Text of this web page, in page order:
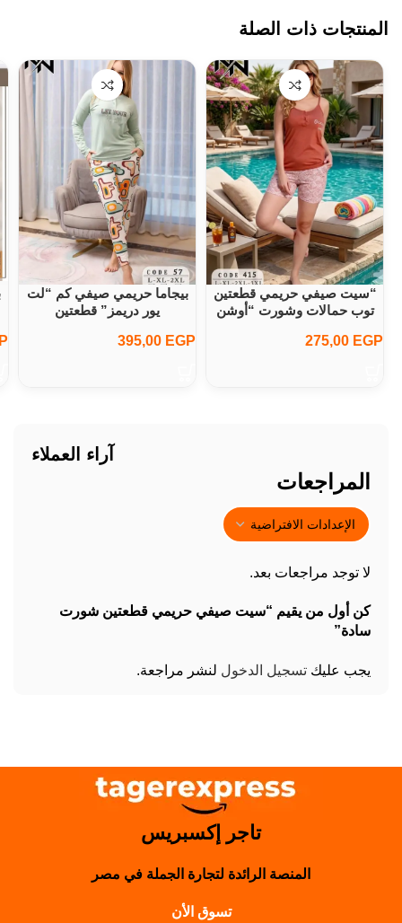
المنتجات ذات الصلة
“سيت صيفي حريمي قطعتين
توب حمالات وشورت “أوشن
275,00 EGP
بيجاما حريمي صيفي كم “لت
يور دريمز” قطعتين
395,00 EGP
آراء العملاء
المراجعات
لا توجد مراجعات بعد.
كن أول من يقيم “سيت صيفي حريمي قطعتين شورت
سادة”
يجب عليك تسجيل الدخول لنشر مراجعة.
تاجر إكسبريس
المنصة الرائدة لتجارة الجملة في مصر
تسوق الأن